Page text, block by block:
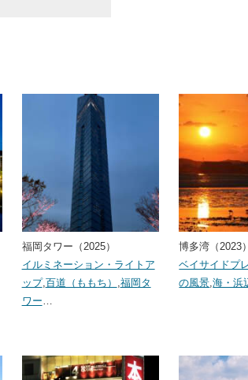
福岡タワー（2025）
イルミネーション・ライトア
ップ, 百道（ももち）
福岡タ
ワー
博多湾（2023）
ベイサイドプ
の風景 ,海・浜